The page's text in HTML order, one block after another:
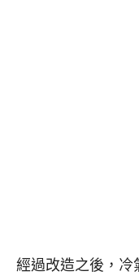
經過改造之後，冷